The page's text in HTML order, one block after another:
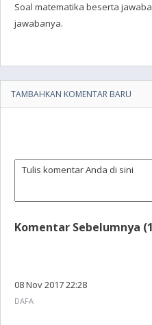
Soal matematika beserta
jawabanya.
TAMBAHKAN KOMENTAR BARU
Komentar Sebelumnya
08 Nov 2017 22:28
DAFA